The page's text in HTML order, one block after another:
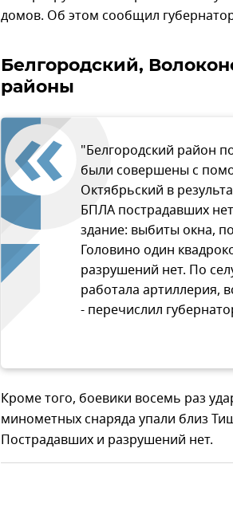
домов. Об этом сообщил
Белгородский,
районы
"Белгородский район
были совершены с
Октябрьский в
БПЛА пострадавших
здание: выбиты окна,
Головино один
разрушений нет. По
работала артиллерия,
- перечислил
Кроме того, боевики восемь раз
минометных снаряда упали близ
Пострадавших и разрушений нет.